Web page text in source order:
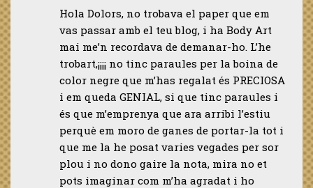
Hola Dolors, no trobava el paper que em
vas passar amb el teu blog, i ha Body Art
mai me’n recordava de demanar-ho. L’he
trobart,¡¡¡¡ no tinc paraules per la boina de
color negre que m’has regalat és PRECIOSA
i em queda GENIAL, si que tinc paraules i
és que m’emprenya que ara arribi l’estiu
perquè em moro de ganes de portar-la tot i
que me la he posat varies vegades per sor
plou i no dono gaire la nota, mira no et
pots imaginar com m’ha agradat i ho